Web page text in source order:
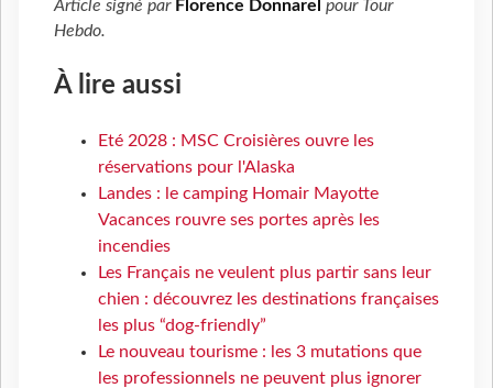
Article signé par Florence Donnarel pour Tour
Hebdo.
À lire aussi
Eté 2028 : MSC Croisières ouvre les
réservations pour l'Alaska
Landes : le camping Homair Mayotte
Vacances rouvre ses portes après les
incendies
Les Français ne veulent plus partir sans leur
chien : découvrez les destinations françaises
les plus “dog-friendly”
Le nouveau tourisme : les 3 mutations que
les professionnels ne peuvent plus ignorer